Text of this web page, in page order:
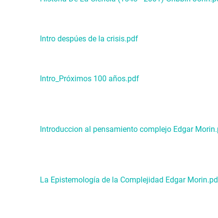
Intro despúes de la crisis.pdf
Intro_Próximos 100 años.pdf
Introduccion al pensamiento complejo Edgar
La Epistemología de la Complejidad Edgar